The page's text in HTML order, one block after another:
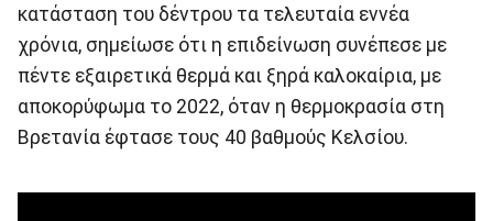
κατάσταση του δέντρου τα τελευταία εννέα
χρόνια, σημείωσε ότι η επιδείνωση συνέπεσε με
πέντε εξαιρετικά θερμά και ξηρά καλοκαίρια, με
αποκορύφωμα το 2022, όταν η θερμοκρασία στη
Βρετανία έφτασε τους 40 βαθμούς Κελσίου.